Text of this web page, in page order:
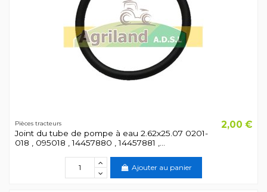
Pièces tracteurs
Joint du tube de pompe à eau 2.62x25.07 0201-
018 , 095018 , 14457880 , 14457881 ,...
2,00 €
Ajouter au panier